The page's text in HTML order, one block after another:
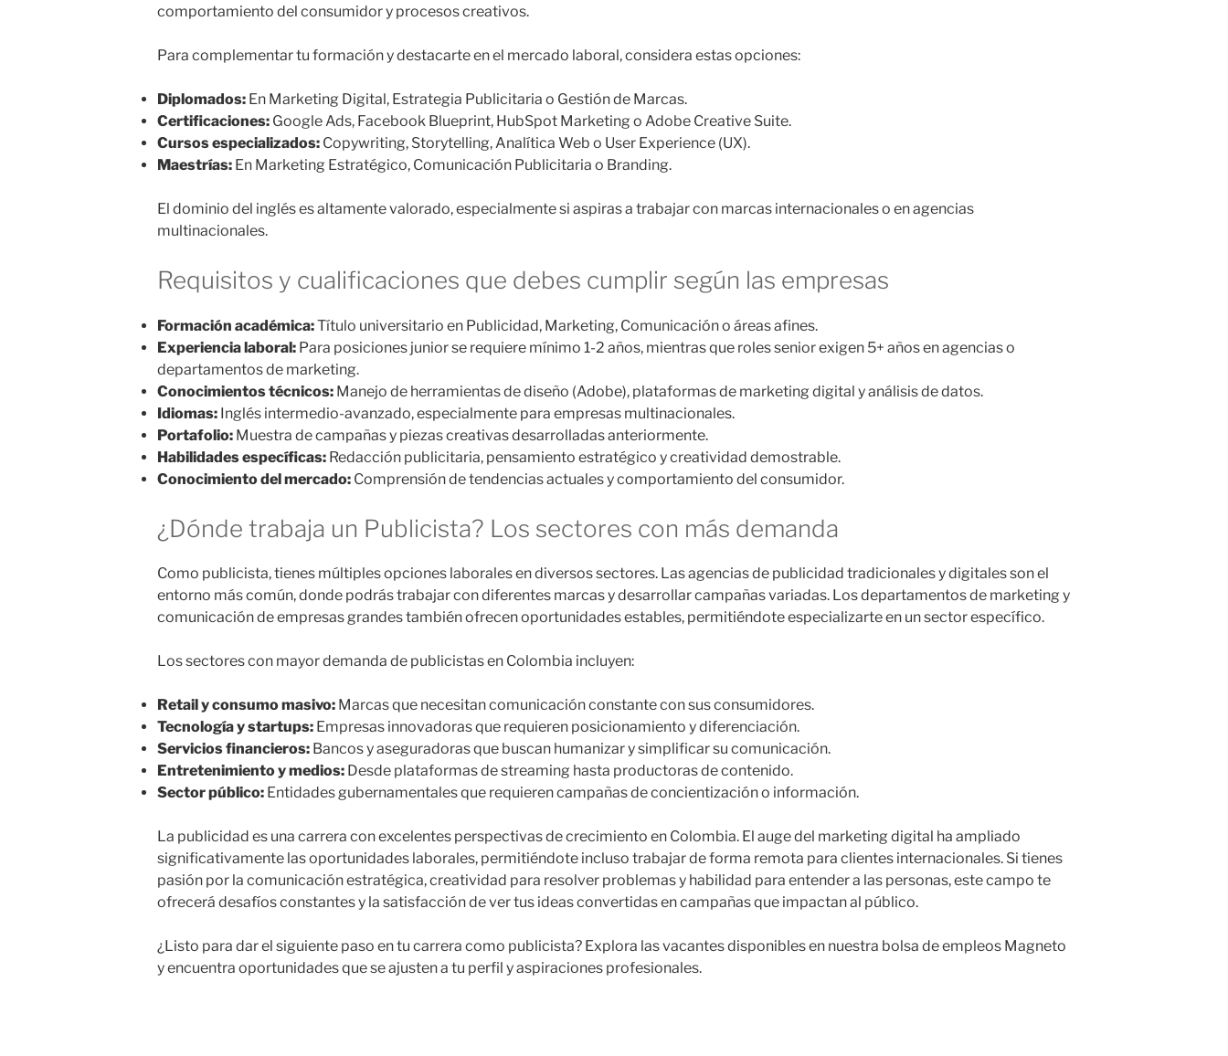
comportamiento del consumidor y procesos creativos.
Para complementar tu formación y destacarte en el mercado laboral, considera estas opciones:
Diplomados: En Marketing Digital, Estrategia Publicitaria o Gestión de Marcas.
Certificaciones: Google Ads, Facebook Blueprint, HubSpot Marketing o Adobe Creative Suite.
Cursos especializados: Copywriting, Storytelling, Analítica Web o User Experience (UX).
Maestrías: En Marketing Estratégico, Comunicación Publicitaria o Branding.
El dominio del inglés es altamente valorado, especialmente si aspiras a trabajar con marcas internacionales o en agencias
multinacionales.
Requisitos y cualificaciones que debes cumplir según las empresas
Formación académica:Título universitario en Publicidad, Marketing, Comunicación o áreas afines.
Experiencia laboral: Para posiciones junior se requiere mínimo 1-2 años, mientras que roles senior exigen 5+ años en agencias o
departamentos de marketing.
Conocimientos técnicos: Manejo de herramientas de diseño (Adobe), plataformas de marketing digital y análisis de datos.
Idiomas: Inglés intermedio-avanzado, especialmente para empresas multinacionales.
Portafolio: Muestra de campañas y piezas creativas desarrolladas anteriormente.
Habilidades específicas: Redacción publicitaria, pensamiento estratégico y creatividad demostrable.
Conocimiento del mercado: Comprensión de tendencias actuales y comportamiento del consumidor.
¿Dónde trabaja un Publicista? Los sectores con más demanda
Como publicista, tienes múltiples opciones laborales en diversos sectores. Las agencias de publicidad tradicionales y digitales son el
entorno más común, donde podrás trabajar con diferentes marcas y desarrollar campañas variadas. Los departamentos de marketing y
comunicación de empresas grandes también ofrecen oportunidades estables, permitiéndote especializarte en un sector específico.
Los sectores con mayor demanda de publicistas en Colombia incluyen:
Retail y consumo masivo: Marcas que necesitan comunicación constante con sus consumidores.
Tecnología y startups: Empresas innovadoras que requieren posicionamiento y diferenciación.
Servicios financieros: Bancos y aseguradoras que buscan humanizar y simplificar su comunicación.
Entretenimiento y medios: Desde plataformas de streaming hasta productoras de contenido.
Sector público: Entidades gubernamentales que requieren campañas de concientización o información.
La publicidad es una carrera con excelentes perspectivas de crecimiento en Colombia. El auge del marketing digital ha ampliado
significativamente las oportunidades laborales, permitiéndote incluso trabajar de forma remota para clientes internacionales. Si tienes
pasión por la comunicación estratégica, creatividad para resolver problemas y habilidad para entender a las personas, este campo te
ofrecerá desafíos constantes y la satisfacción de ver tus ideas convertidas en campañas que impactan al público.
¿Listo para dar el siguiente paso en tu carrera como publicista? Explora las vacantes disponibles en nuestra bolsa de empleos Magneto
y encuentra oportunidades que se ajusten a tu perfil y aspiraciones profesionales.